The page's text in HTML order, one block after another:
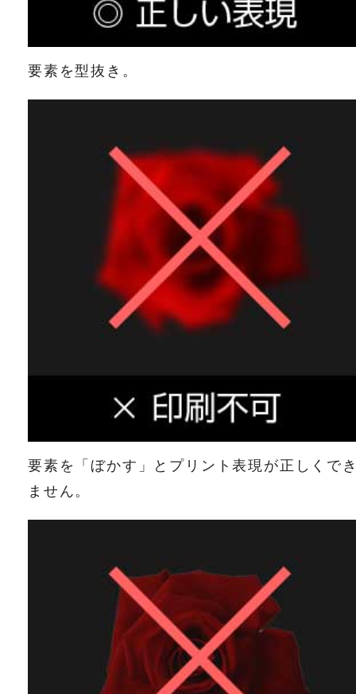
要素を型抜き。
要素を「ぼかす」とプリント表現が正しくで
ません。